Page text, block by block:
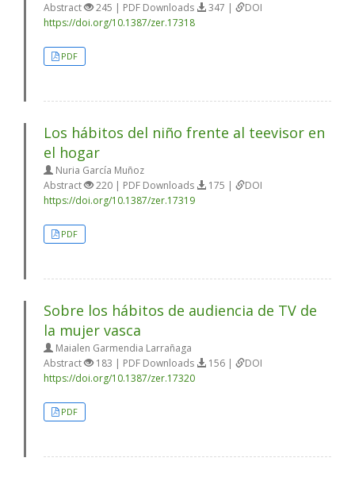
Abstract
245 | PDF Downloads 347 |
DOI
https://doi.org/10.1387/zer.17318
PDF
Los hábitos del niño frente al teevisor en
el hogar
Nuria García Muñoz
Abstract
220 | PDF Downloads 175 |
DOI
https://doi.org/10.1387/zer.17319
PDF
Sobre los hábitos de audiencia de TV de
la mujer vasca
Maialen Garmendia Larrañaga
Abstract
183 | PDF Downloads 156 |
DOI
https://doi.org/10.1387/zer.17320
PDF